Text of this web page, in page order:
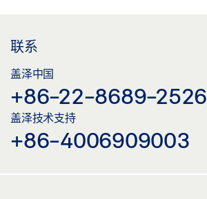
联系
盖泽中国
+86-22-8689-2526
盖泽技术支持
+86-4006909003